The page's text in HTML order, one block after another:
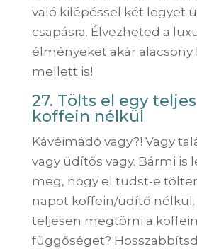
való kilépéssel két legyet
csapásra. Élvezheted a
élményeket akár
mellett is!
27. Tölts el egy
koffein nélkül
Kávéimádó vagy?! Vagy
vagy üdítős vagy. Bármi is
meg, hogy el tudst-e
napot koffein/üdítő nélkül.
teljesen megtörni a
függőséget?